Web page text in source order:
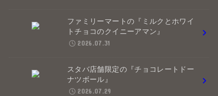
ファミリーマートの『ミルクとホワイ
トチョコのクイニーアマン』
2026.07.31
スタバ店舗限定の『チョコレートドー
ナツボール』
2026.07.29